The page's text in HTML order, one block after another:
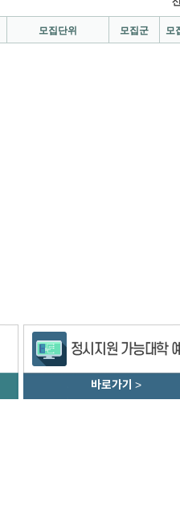
바로가기 >